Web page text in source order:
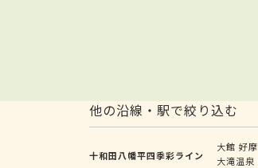
他の沿線・駅で絞り込む
十和田八幡平四季彩ライン
大館 好摩
大滝温泉